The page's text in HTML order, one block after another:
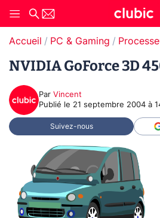
Accueil PC & Gaming
NVIDIA GoForce 3D
Par Vincent
Publié le 21 septembre 2004 à
Suivez-nous